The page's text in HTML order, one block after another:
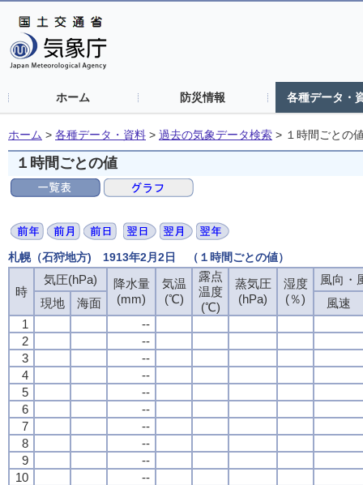
ホーム 防災情報 各種データ・
ホーム > 各種データ・資料 > 過去の気象データ検索 > １時間ごとの
１時間ごとの値
札幌（石狩地方) 1913年2月2日 （１時間ごとの値）
時
気圧(hPa)
降水量
(mm)
気温
(℃)
露点
温度
(℃)
蒸気圧
(hPa)
湿度
(％)
風向・
現地
海面
風速
1
--
2
--
3
--
4
--
5
--
6
--
7
--
8
--
9
--
10
--